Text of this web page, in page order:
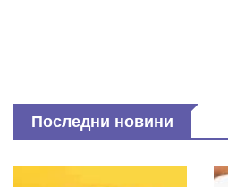
Последни новини